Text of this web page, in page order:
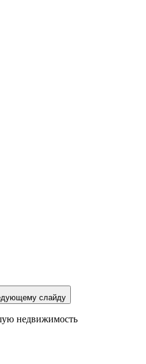
слайду
недвижимость